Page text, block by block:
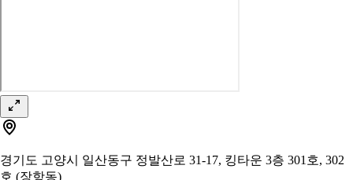
경기도 고양시 일산동구 정발산로 31-17, 킹타운 3층 301호, 302
호 (장항동)